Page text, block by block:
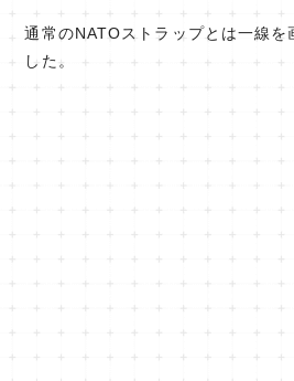
通常のNATOストラップとは一線を
した。